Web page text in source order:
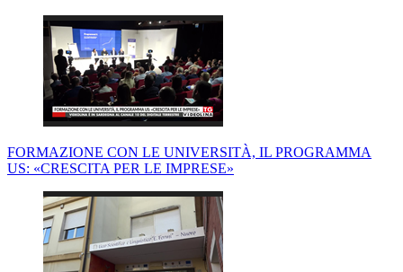
FORMAZIONE CON LE UNIVERSITÀ, IL PROGRAMMA
US: «CRESCITA PER LE IMPRESE»